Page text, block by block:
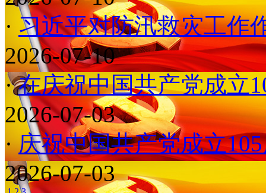
· 习近平对防汛救灾工作
2026-07-10
· 在庆祝中国共产党成立
2026-07-03
· 庆祝中国共产党成立
2026-07-03